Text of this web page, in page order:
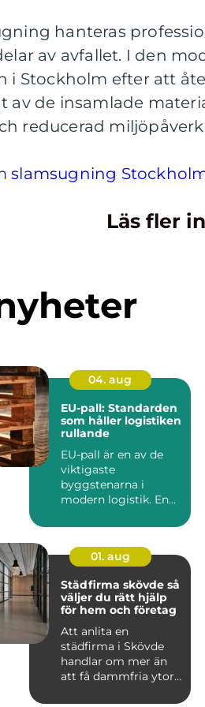
hanteras
av avfallet. I den
i Stockholm efter att
av de insamlade
reducerad
slamsugning
Läs fler
04. aug
EU-pall: Standarden
som håller logistiken
rullande
EU-pall är en av de
viktigaste
byggstenarna i
modern logistik. En
lastpall g&oum...
01. aug
Städfirma skövde så
väljer du rätt hjälp
för hem och företag
Att anlita en
städfirma i Skövde
handlar om mer än
att få dammfria ytor.